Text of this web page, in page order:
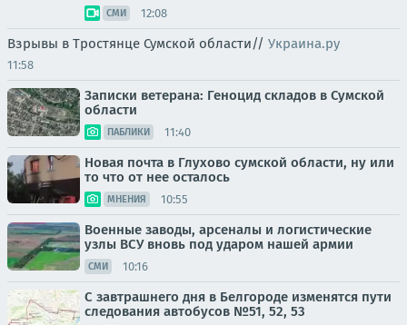
СМИ 12:08
Взрывы в Тростянце Сумской области// Украина.ру
11:58
Записки ветерана: Геноцид складов в Сумской
области
ПАБЛИКИ 11:40
Новая почта в Глухово сумской области, ну или
то что от нее осталось
МНЕНИЯ 10:55
Военные заводы, арсеналы и логистические
узлы ВСУ вновь под ударом нашей армии
СМИ 10:16
С завтрашнего дня в Белгороде изменятся пути
следования автобусов №51, 52, 53